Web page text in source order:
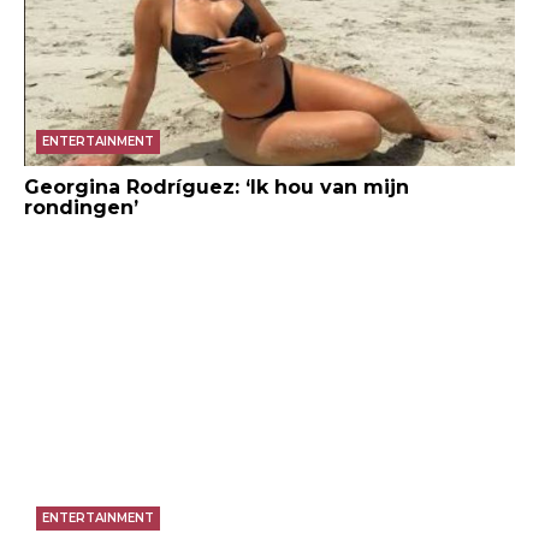
ENTERTAINMENT
Georgina Rodríguez: ‘Ik hou van mijn
rondingen’
ENTERTAINMENT